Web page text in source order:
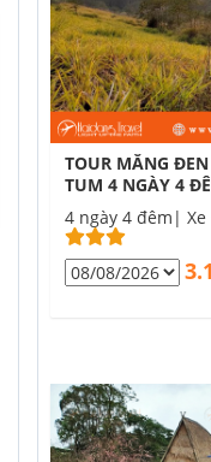
TOUR MĂNG
TUM 4 NGÀY 4
4 ngày 4 đêm| Xe